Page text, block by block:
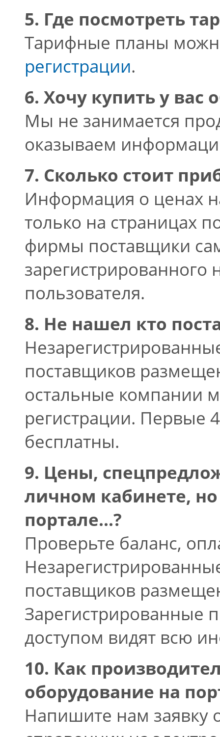
5. Где посмотреть
Тарифные планы
регистрации.
6. Хочу купить у вас
Мы не занимается
оказываем
7. Сколько стоит
Информация о ценах
только на страницах
фирмы поставщики
зарегистрированного
пользователя.
8. Не нашел кто
поставщиков
остальные компании
регистрации. Первые
бесплатны.
9. Цены,
личном кабинете,
портале...?
Проверьте баланс,
поставщиков
Зарегистрированные
доступом видят всю
10. Как
оборудование на
Напишите нам